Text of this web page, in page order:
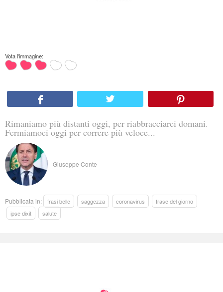
Vota l'immagine:
Rimaniamo più distanti oggi, per riabbracciarci domani.
Fermiamoci oggi per correre più veloce...
Giuseppe Conte
Pubblicata in: frasi belle saggezza coronavirus
frase del giorno
ipse dixit
salute